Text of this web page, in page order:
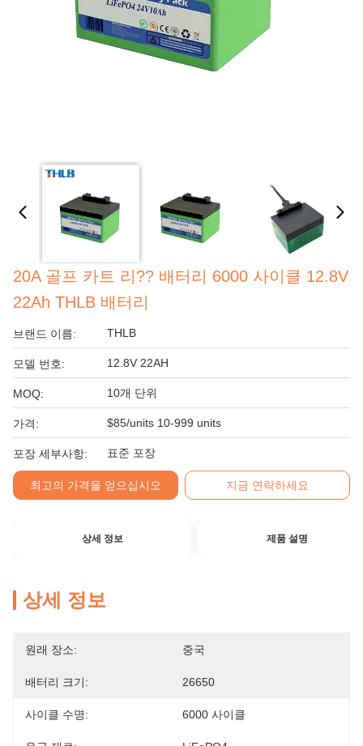
20A 골프 카트 리?? 배터리 6000 사이클 12.8V
22Ah THLB 배터리
브랜드 이름: THLB
모델 번호: 12.8V 22AH
MOQ: 10개 단위
가격: $85/units 10-999 units
포장 세부사항: 표준 포장
최고의 가격을 얻으십시오 지금 연락하세요
상세 정보 제품 설명
상세 정보
원래 장소: 중국
배터리 크기: 26650
사이클 수명: 6000 사이클